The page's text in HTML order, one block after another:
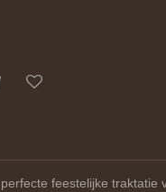
feestelijke traktatie